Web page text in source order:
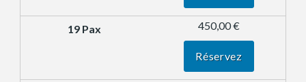
450,00 €
Réservez